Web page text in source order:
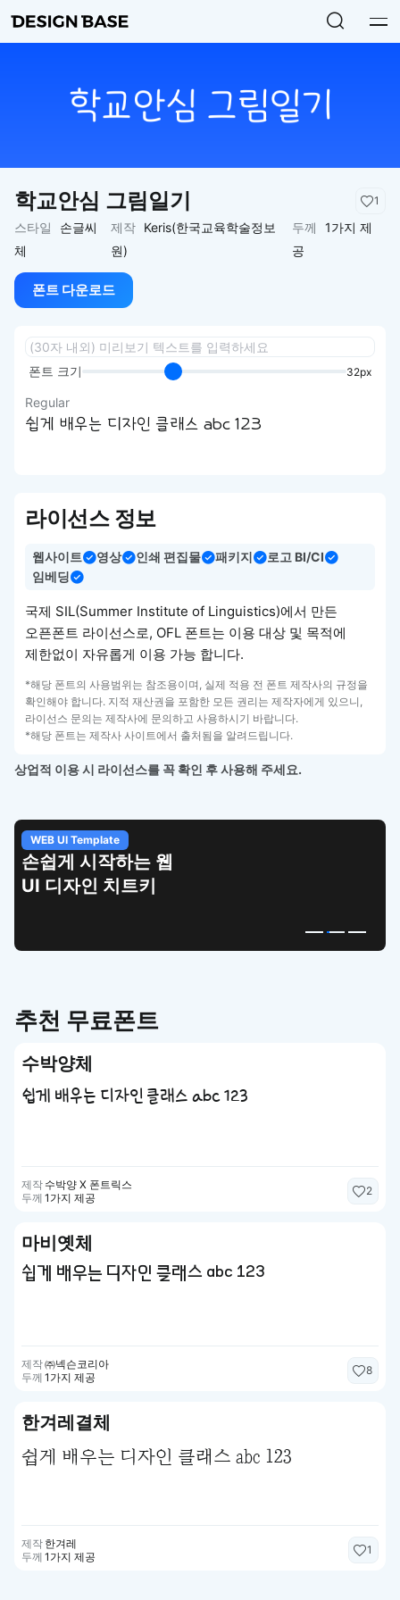
학교안심 그림일기 1
스타일
손글씨
체
제작 Keris(한국교육학술정보
원)
두께
1가지 제
공
폰트 다운로드
폰트 크기 32px
Regular
쉽게 배우는 디자인 클래스 abc 123
라이선스 정보
웹사이트 영상 인쇄 편집물 패키지
로고 BI/CI
임베딩
국제 SIL(Summer Institute of Linguistics)에서 만든
오픈폰트 라이선스로, OFL 폰트는 이용 대상 및 목적에
제한없이 자유롭게 이용 가능 합니다.
*해당 폰트의 사용범위는 참조용이며, 실제 적용 전 폰트 제작사의 규정을
확인해야 합니다. 지적 재산권을 포함한 모든 권리는 제작자에게 있으니,
라이선스 문의는 제작사에 문의하고 사용하시기 바랍니다.
*해당 폰트는 제작사 사이트에서 출처됨을 알려드립니다.
상업적 이용 시 라이선스를 꼭 확인 후 사용해 주세요.
WEB UI Template
손쉽게 시작하는 웹
UI 디자인 치트키
추천 무료폰트
수박양체
쉽게 배우는 디자인 클래스 abc 123
제작 수박양 X 폰트릭스
두께 1가지 제공
2
마비옛체
쉽게 배우는 디자인 클래스 abc 123
제작㈜넥슨코리아
두께 1가지 제공
8
한겨레결체
쉽게 배우는 디자인 클래스 abc 123
제작 한겨레
두께 1가지 제공
1